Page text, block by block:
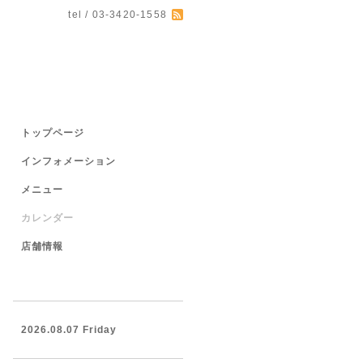
tel / 03-3420-1558
トップページ
インフォメーション
メニュー
カレンダー
店舗情報
2026.08.07 Friday